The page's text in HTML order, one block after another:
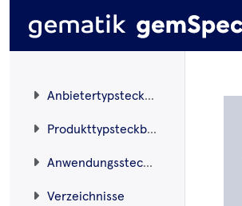
Anbietertypsteckbriefe
Produkttypsteckbriefe
Anwendungssteckbriefe
Verzeichnisse